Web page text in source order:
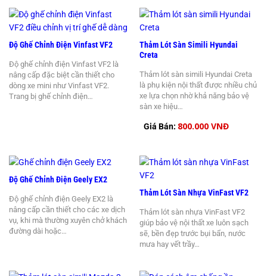
Độ Ghế Chỉnh Điện Vinfast VF2
Độ ghế chỉnh điện Vinfast VF2 là
nâng cấp đặc biệt cần thiết cho
dòng xe mini như Vinfast VF2.
Trang bị ghế chỉnh điện…
Thảm Lót Sàn Simili Hyundai
Creta
Thảm lót sàn simili Hyundai Creta
là phụ kiện nội thất được nhiều chủ
xe lựa chọn nhờ khả năng bảo vệ
sàn xe hiệu…
Giá Bán: 800.000 VNĐ
Độ Ghế Chỉnh Điện Geely EX2
Độ ghế chỉnh điện Geely EX2 là
nâng cấp cần thiết cho các xe dịch
vụ, khi mà thường xuyên chở khách
đường dài hoặc…
Thảm Lót Sàn Nhựa VinFast VF2
Thảm lót sàn nhựa VinFast VF2
giúp bảo vệ nội thất xe luôn sạch
sẽ, bền đẹp trước bụi bẩn, nước
mưa hay vết trầy…